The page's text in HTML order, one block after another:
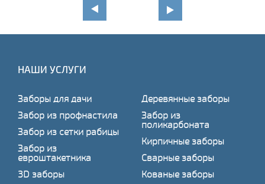
НАШИ УСЛУГИ
Заборы для дачи
Забор из профнастила
Забор из сетки рабицы
Забор из
евроштакетника
3D заборы
Деревянные заборы
Забор из
поликарбоната
Кирпичные заборы
Сварные заборы
Кованые заборы